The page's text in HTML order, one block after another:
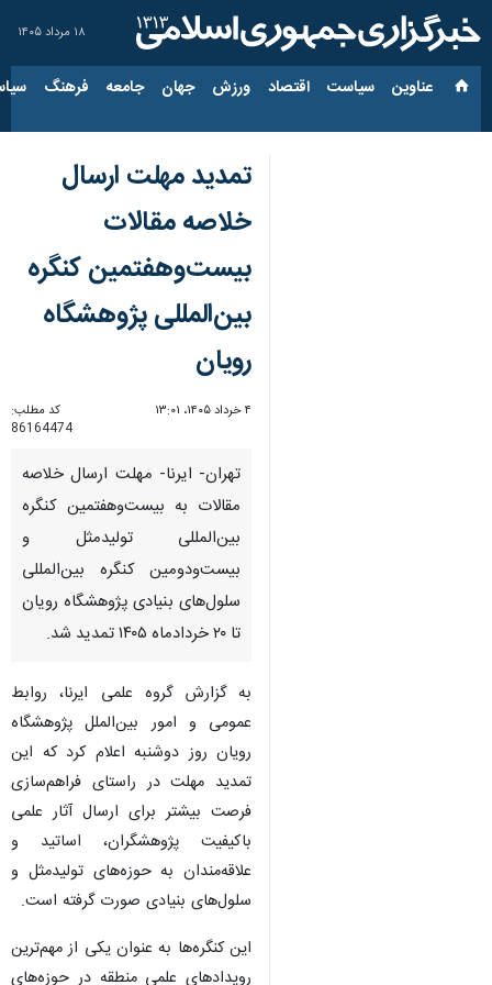
۱۸ مرداد ۱۴۰۵
عناوین‌ سیاست اقتصاد ورزش جهان جامعه فرهنگ
تمدید مهلت ارسال
خلاصه مقالات
بیست‌وهفتمین کنگره
بین‌المللی پژوهشگاه
رویان
۴ خرداد ۱۴۰۵، ۱۳:۰۱
کد مطلب:
86164474
تهران- ایرنا- مهلت ارسال خلاصه
مقالات به بیست‌وهفتمین کنگره
بین‌المللی تولیدمثل و
بیست‌ودومین کنگره بین‌المللی
سلول‌های بنیادی پژوهشگاه رویان
تا ۲۰ خردادماه ۱۴۰۵ تمدید شد.
به گزارش گروه علمی ایرنا، روابط
عمومی و امور بین‌الملل پژوهشگاه
رویان روز دوشنبه اعلام کرد که این
تمدید مهلت در راستای فراهم‌سازی
فرصت بیشتر برای ارسال آثار علمی
باکیفیت پژوهشگران، اساتید و
علاقه‌مندان به حوزه‌های تولیدمثل و
سلول‌های بنیادی صورت گرفته است.
این کنگره‌ها به عنوان یکی از مهم‌ترین
رویدادهای علمی منطقه در حوزه‌های